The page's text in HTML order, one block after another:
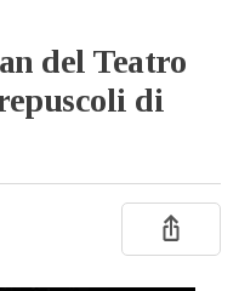
del Teatro
di